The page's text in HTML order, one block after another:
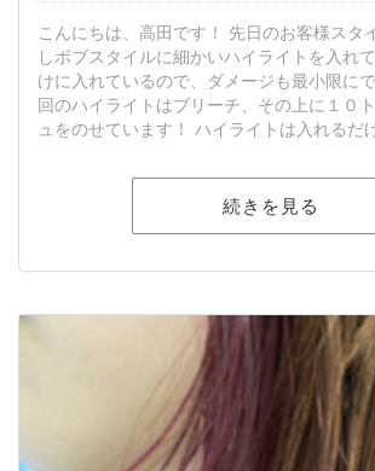
こんにちは、高田です！ 先日のお客様スタ
しボブスタイルに細かいハイライトを入れ
けに入れているので、ダメージも最小限に
回のハイライトはブリーチ、その上に１０
ュをのせています！ ハイライトは入れるだ
続きを見る